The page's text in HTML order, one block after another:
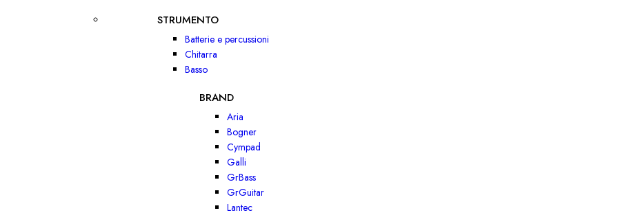
STRUMENTO
Batterie e percussioni
Chitarra
Basso
BRAND
Aria
Bogner
Cympad
Galli
GrBass
GrGuitar
Lantec